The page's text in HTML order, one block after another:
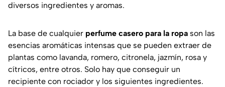
diversos ingredientes y aromas.
La base de cualquier perfume casero para la ropa son las
esencias aromáticas intensas que se pueden extraer de
plantas como lavanda, romero, citronela, jazmín, rosa y
cítricos, entre otros. Solo hay que conseguir un
recipiente con rociador y los siguientes ingredientes.